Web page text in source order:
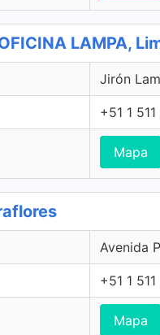
LAMPA,
Jirón
+51 1
Mapa
Avenida
+51 1
Mapa